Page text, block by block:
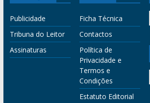
Publicidade
Tribuna do Leitor
Assinaturas
Ficha Técnica
Contactos
Política de
Privacidade e
Termos e
Condições
Estatuto Editorial